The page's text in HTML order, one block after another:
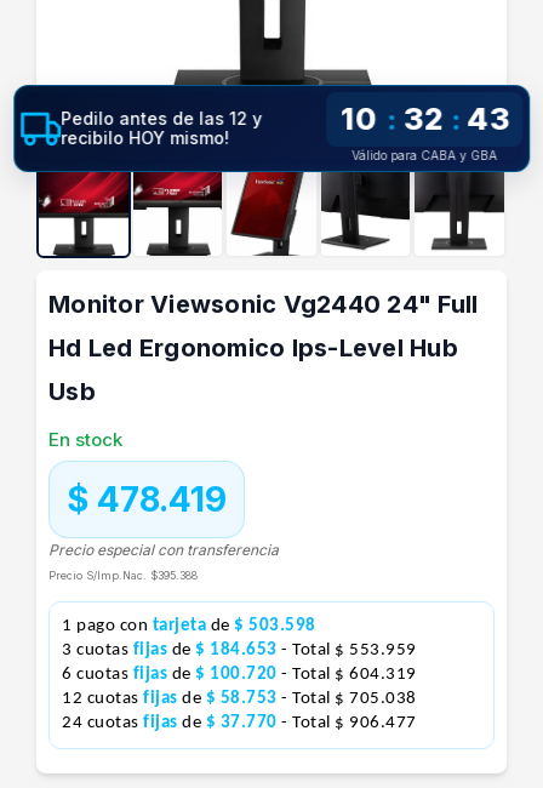
Monitor Viewsonic Vg2440 24" Full
Hd Led Ergonomico Ips-Level Hub
Usb
En stock
$ 478.419
Precio especial con transferencia
Precio S/Imp.Nac. $395.388
1 pago con tarjeta de $ 503.598
3 cuotas fijas de $ 184.653 - Total $ 553.959
6 cuotas fijas de $ 100.720 - Total $ 604.319
12 cuotas fijas de $ 58.753 - Total $ 705.038
24 cuotas fijas de $ 37.770 - Total $ 906.477
Pedilo antes de las 12 y
recibilo HOY mismo!
10 : 32 : 42
Válido para CABA y GBA